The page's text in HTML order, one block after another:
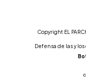
Copyright EL
Defensa de las y